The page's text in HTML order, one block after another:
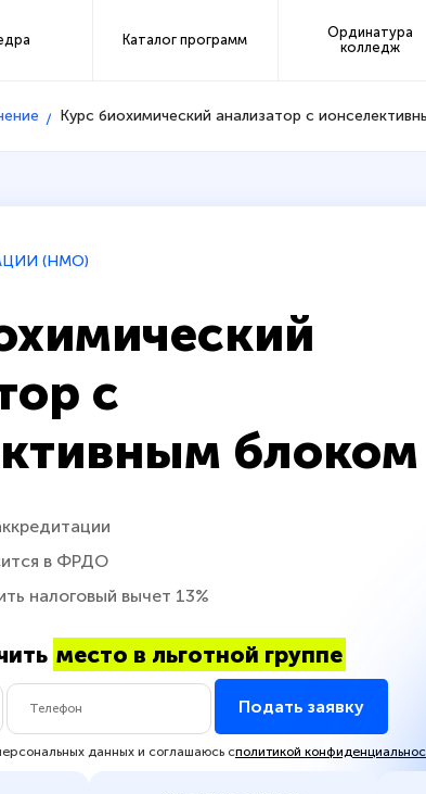
Каталог программ
Ординатура
колледж
Курс биохимический анализатор с
(НМО)
с
блоком
в ФРДО
налоговый вычет 13%
место в льготной группе
Подать заявку
данных и соглашаюсь сполитикой